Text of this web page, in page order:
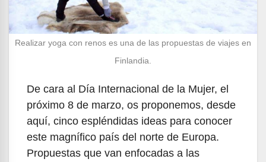
Realizar yoga con renos es una de las propuestas de viajes en
Finlandia.
De cara al Día Internacional de la Mujer, el
próximo 8 de marzo, os proponemos, desde
aquí, cinco espléndidas ideas para conocer
este magnífico país del norte de Europa.
Propuestas que van enfocadas a las